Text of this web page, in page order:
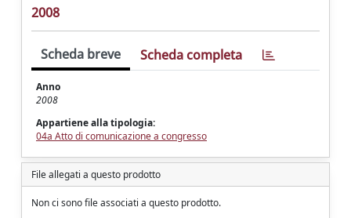
2008
Scheda breve Scheda completa
Anno
2008
Appartiene alla tipologia:
04a Atto di comunicazione a congresso
File allegati a questo prodotto
Non ci sono file associati a questo prodotto.